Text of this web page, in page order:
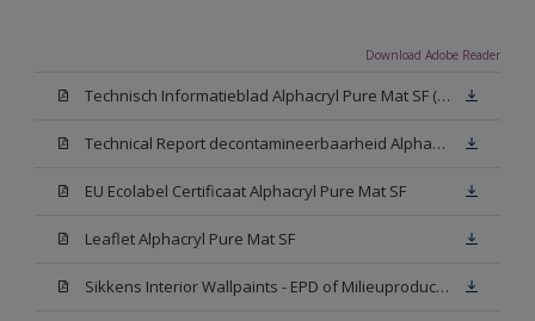
Download Adobe Reader
Technisch Informatieblad Alphacryl Pure Mat SF (New Livery) (PDF)
Technical Report decontamineerbaarheid Alphacryl Pure Mat SF
EU Ecolabel Certificaat Alphacryl Pure Mat SF
Leaflet Alphacryl Pure Mat SF
Sikkens Interior Wallpaints - EPD of Milieuproductverklaring